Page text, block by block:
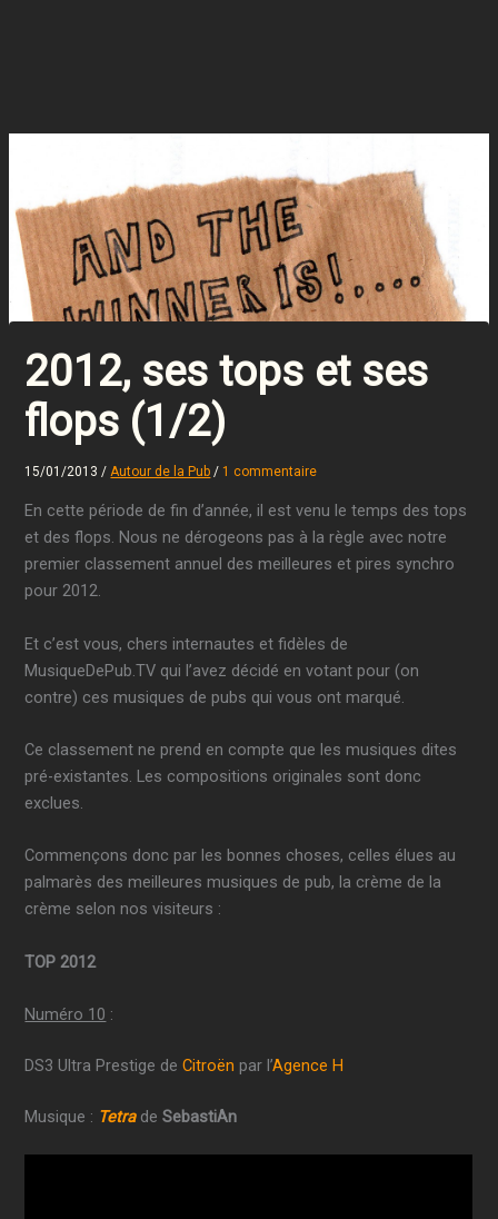
2012, ses tops et ses
flops (1/2)
15/01/2013 / Autour de la Pub / 1 commentaire
En cette période de fin d’année, il est venu le temps des tops
et des flops. Nous ne dérogeons pas à la règle avec notre
premier classement annuel des meilleures et pires synchro
pour 2012.
Et c’est vous, chers internautes et fidèles de
MusiqueDePub.TV qui l’avez décidé en votant pour (on
contre) ces musiques de pubs qui vous ont marqué.
Ce classement ne prend en compte que les musiques dites
pré-existantes. Les compositions originales sont donc
exclues.
Commençons donc par les bonnes choses, celles élues au
palmarès des meilleures musiques de pub, la crème de la
crème selon nos visiteurs :
TOP 2012
Numéro 10 :
DS3 Ultra Prestige deCitroën par l’Agence H
Musique : TetradeSebastiAn